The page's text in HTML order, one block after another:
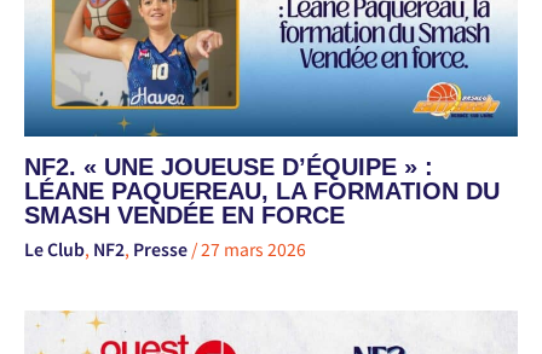
NF2. « UNE JOUEUSE D’ÉQUIPE » :
LÉANE PAQUEREAU, LA FORMATION DU
SMASH VENDÉE EN FORCE
Le Club, NF2, Presse /27 mars 2026